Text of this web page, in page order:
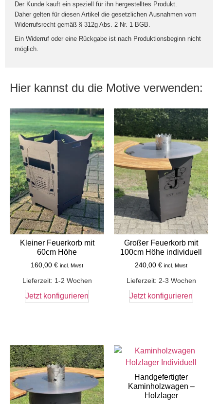
Der Kunde kauft ein speziell für ihn hergestelltes Produkt.
Daher gelten für diesen Artikel die gesetzlichen Ausnahmen vom
Widerrufsrecht gemäß § 312g Abs. 2 Nr. 1 BGB.
Ein Widerruf oder eine Rückgabe ist nach Produktionsbeginn nicht
möglich.
Hier kannst du die Motive verwenden:
Kleiner Feuerkorb mit
60cm Höhe
160,00 € incl. Mwst
Lieferzeit: 1-2 Wochen
Jetzt konfigurieren
Großer Feuerkorb mit
100cm Höhe individuell
240,00 € incl. Mwst
Lieferzeit: 2-3 Wochen
Jetzt konfigurieren
Handgefertigter
Kaminholzwagen –
Holzlager